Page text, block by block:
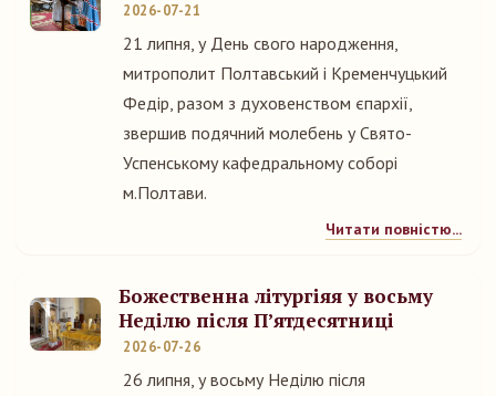
2026-07-21
21 липня, у День свого народження,
митрополит Полтавський і Кременчуцький
Федір, разом з духовенством єпархії,
звершив подячний молебень у Свято-
Успенському кафедральному соборі
м.Полтави.
Читати повністю...
Божественна літургіяя у восьму
Неділю після П’ятдесятниці
2026-07-26
26 липня, у восьму Неділю після